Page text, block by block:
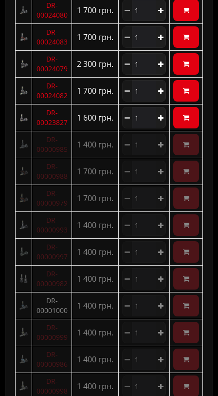
DR-
00024080
1 700 грн.
DR-
00024083
1 700 грн.
DR-
00024079
2 300 грн.
DR-
00024082
1 700 грн.
DR-
00023827
1 600 грн.
DR-
00000985
1 400 грн.
DR-
00000988
1 700 грн.
DR-
00000979
1 700 грн.
DR-
00000993
1 400 грн.
DR-
00000997
1 400 грн.
DR-
00000982
1 400 грн.
DR-
00001000
1 400 грн.
DR-
00000999
1 400 грн.
DR-
00000986
1 400 грн.
DR-
00000998
1 400 грн.